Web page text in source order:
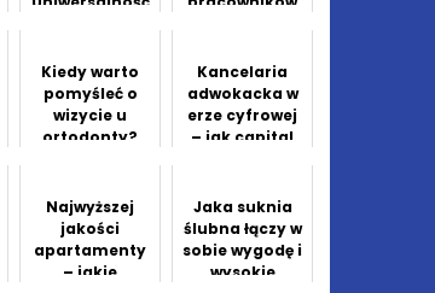
Kiedy warto
pomyśleć o
wizycie u
ortodonty?
Kancelaria
adwokacka w
erze cyfrowej
– jak capital
Najwyższej
jakości
apartamenty
– jakie
Jaka suknia
ślubna łączy w
sobie wygodę i
wysokie